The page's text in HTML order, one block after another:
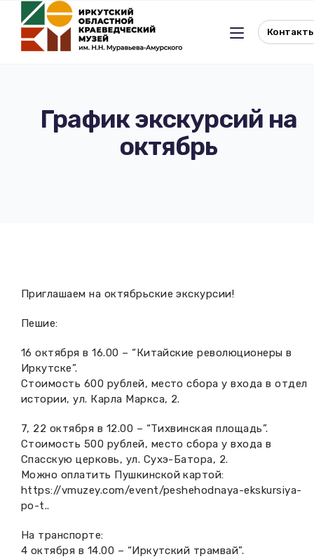
Льготное посещение музея
Виртуальный музей
Проекты и программы
Научные издания
Новости
Окно в Азию
КПЦ им. свт. Иннокентия (Вениаминова)
Научно-фондовый отдел
Мемориальный дом А.М. Тюрюмина
Документы
Передвижные выставки
Отчетность
Профессиональные мероприятия
График экскурсий на
октябрь
Приглашаем на октябрьские экскурсии!
Пешие:
16 октября в 16.00 – “Китайские революционеры в
Иркутске”.
Стоимость 600 рублей, место сбора у входа в отдел
истории, ул. Карла Маркса, 2.
7, 22 октября в 12.00 – “Тихвинская площадь”.
Стоимость 500 рублей, место сбора у входа в
Спасскую церковь, ул. Сухэ-Батора, 2.
Можно оплатить Пушкинской картой:
https://vmuzey.com/event/peshehodnaya-ekskursiya-
po-t..
На транспорте:
4 октября в 14.00 – “Иркутский трамвай”.